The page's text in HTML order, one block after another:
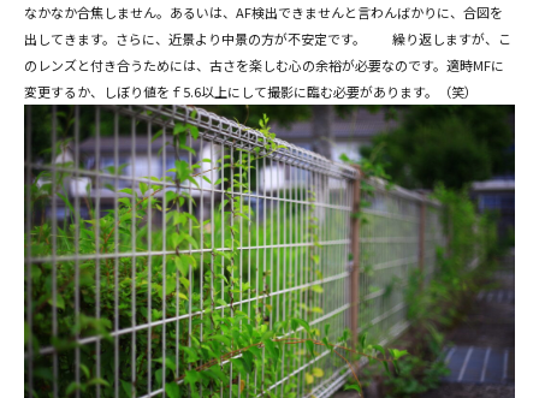
なかなか合焦しません。あるいは、AF検出できませんと言わんばかりに、合図を
出してきます。さらに、近景より中景の方が不安定です。 繰り返しますが、こ
のレンズと付き合うためには、古さを楽しむ心の余裕が必要なのです。適時MFに
変更するか、しぼり値をｆ5.6以上にして撮影に臨む必要があります。（笑）